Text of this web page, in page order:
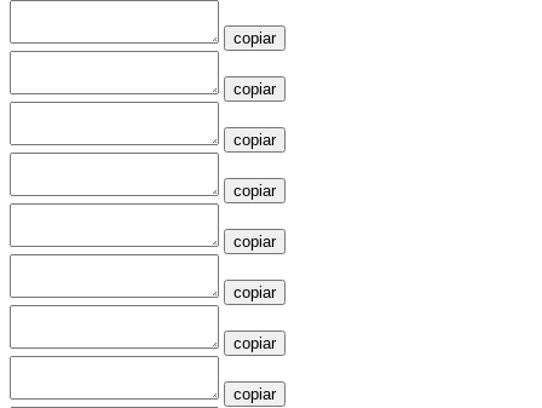
copiar
copiar
copiar
copiar
copiar
copiar
copiar
copiar